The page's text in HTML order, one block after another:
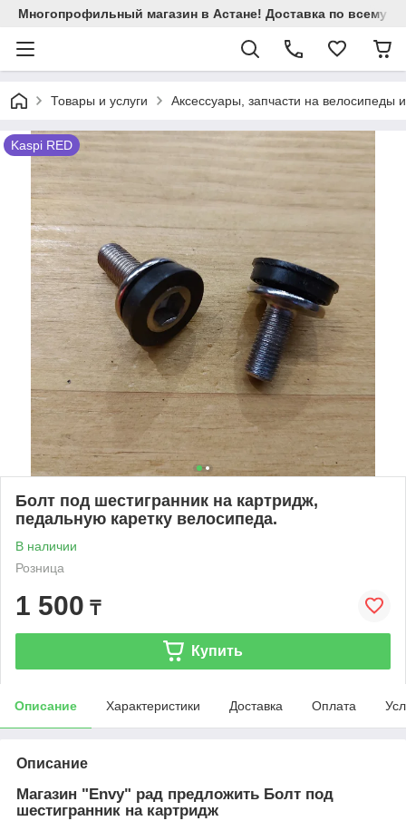
Многопрофильный магазин в Астане! Доставка по всему
Товары и услуги Аксессуары, запчасти на велосипеды
Kaspi RED
Болт под шестигранник на картридж,
педальную каретку велосипеда.
В наличии
Розница
1 500 ₸
Купить
Описание Характеристики Доставка Оплата
Описание
Магазин "Envy" рад предложить Болт под
шестигранник на картридж